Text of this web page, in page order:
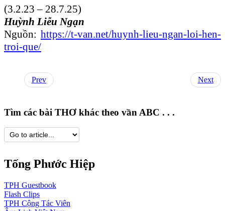
(3.2.23 – 28.7.25)
Huỳnh Liễu Ngạn
Nguồn: https://t-van.net/huynh-lieu-ngan-loi-hen-
troi-que/
Prev Next
Tìm các bài THƠ khác theo vần ABC . . .
Tống Phước Hiệp
TPH Guestbook
Flash Clips
TPH Cộng Tác Viên